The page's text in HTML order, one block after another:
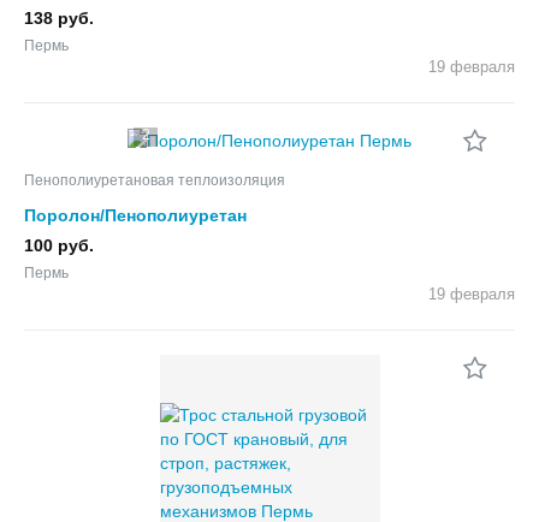
0, 65 - 11, 5 мм
138 руб.
Пермь
19 февраля
2
Пенополиуретановая теплоизоляция
Поролон/Пенополиуретан
100 руб.
Пермь
19 февраля